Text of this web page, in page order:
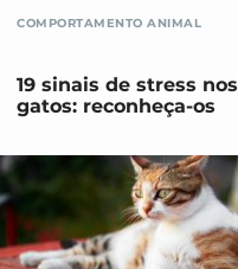
COMPORTAMENTO ANIMAL
19 sinais de stress nos
gatos: reconheça-os